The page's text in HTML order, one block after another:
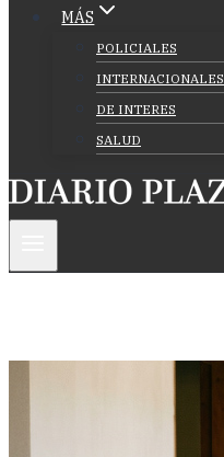
MÁS
POLICIALES
INTERNACIONALES
DE INTERES
SALUD